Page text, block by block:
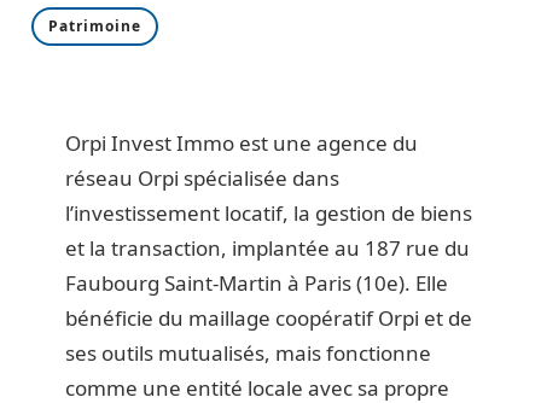
Patrimoine
Orpi Invest Immo est une agence du
réseau Orpi spécialisée dans
l’investissement locatif, la gestion de biens
et la transaction, implantée au 187 rue du
Faubourg Saint-Martin à Paris (10e). Elle
bénéficie du maillage coopératif Orpi et de
ses outils mutualisés, mais fonctionne
comme une entité locale avec sa propre